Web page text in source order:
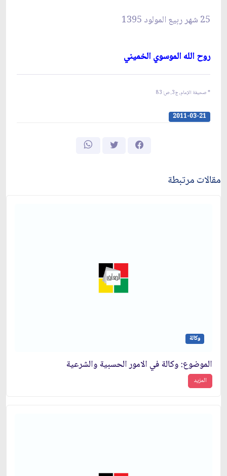
25 شهر ربيع المولود 1395
روح الله الموسوي الخميني‏
* صحيفة الإمام، ج‏3، ص: 83
2011-03-21
مقالات مرتبطة
وكالة
الموضوع: وكالة في الامور الحسبية والشرعية
المزيد